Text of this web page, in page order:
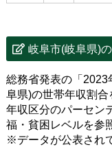
岐阜市(岐阜県)
総務省発表の「2023
阜県)の世帯年収割合
年収区分のパーセン
福・貧困レベルを参
※データが公表され